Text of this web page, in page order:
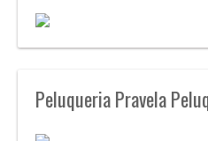
Peluqueria Pravela